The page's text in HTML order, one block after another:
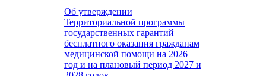
Об утверждении
Территориальной программы
государственных гарантий
бесплатного оказания гражданам
медицинской помощи на 2026
год и на плановый период 2027 и